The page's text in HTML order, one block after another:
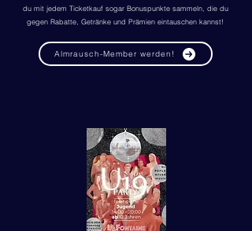
du mit jedem Ticketkauf sogar Bonuspunkte sammeln, die du
gegen Rabatte, Getränke und Prämien eintauschen kannst!
Almrausch-Member werden!